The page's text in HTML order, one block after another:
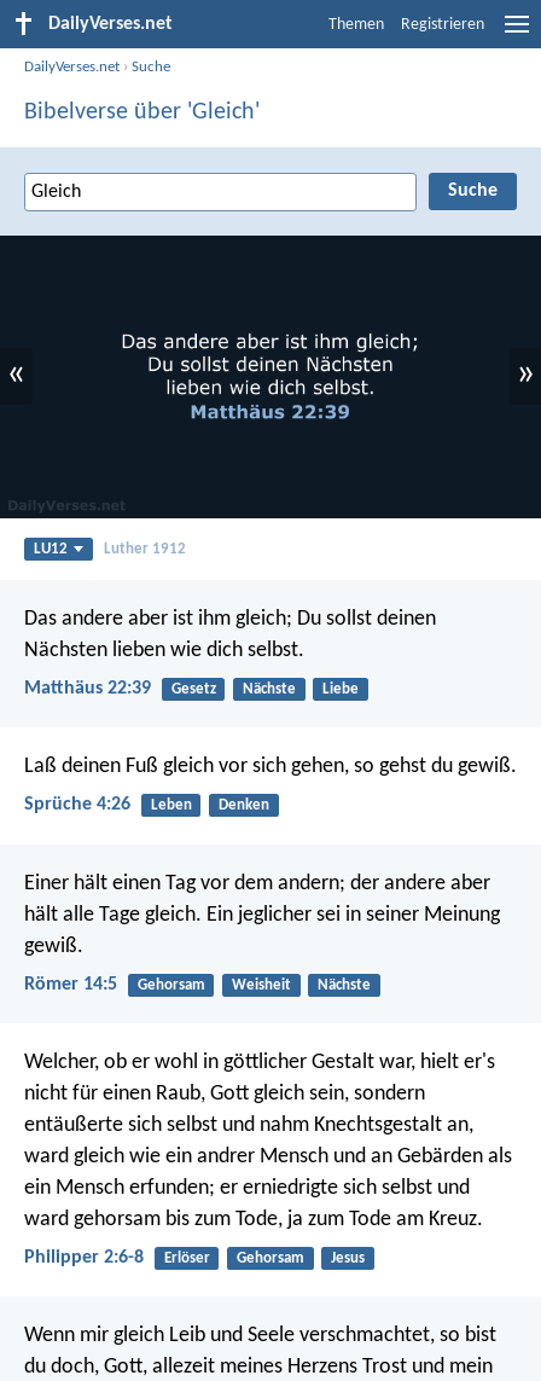
DailyVerses.net Themen Registrieren
DailyVerses.net ›Suche
Bibelverse über 'Gleich'
« »
LU12 Luther 1912
Das andere aber ist ihm gleich; Du sollst deinen
Nächsten lieben wie dich selbst.
Matthäus 22:39 Gesetz Nächste Liebe
Laß deinen Fuß gleich vor sich gehen, so gehst du gewiß.
Sprüche 4:26 Leben Denken
Einer hält einen Tag vor dem andern; der andere aber
hält alle Tage gleich. Ein jeglicher sei in seiner Meinung
gewiß.
Römer 14:5 Gehorsam Weisheit Nächste
Welcher, ob er wohl in göttlicher Gestalt war, hielt er's
nicht für einen Raub, Gott gleich sein, sondern
entäußerte sich selbst und nahm Knechtsgestalt an,
ward gleich wie ein andrer Mensch und an Gebärden als
ein Mensch erfunden; er erniedrigte sich selbst und
ward gehorsam bis zum Tode, ja zum Tode am Kreuz.
Philipper 2:6-8 Erlöser Gehorsam Jesus
Wenn mir gleich Leib und Seele verschmachtet, so bist
du doch, Gott, allezeit meines Herzens Trost und mein